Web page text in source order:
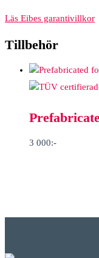
Läs Eibes garantivillkor
Tillbehör
3 000:-